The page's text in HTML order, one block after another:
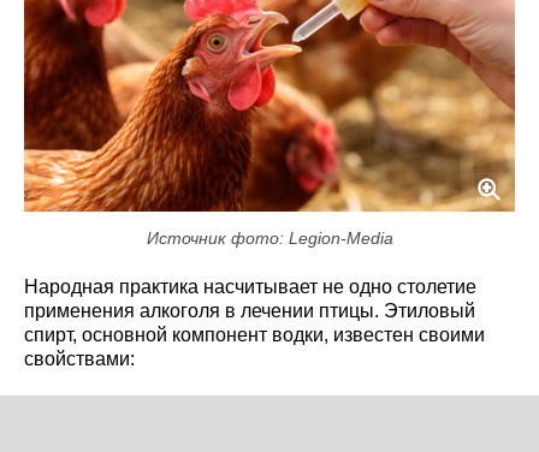
Источник фото: Legion-Media
Народная практика насчитывает не одно столетие
применения алкоголя в лечении птицы. Этиловый
спирт, основной компонент водки, известен своими
свойствами: